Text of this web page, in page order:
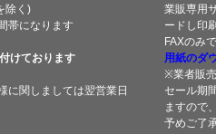
除く)
帯になります
けております
に関しましては翌営業日
業販専用
ードし印
FAXのみ
用紙のダ
※業者販
セール期
ますので、
予めご了